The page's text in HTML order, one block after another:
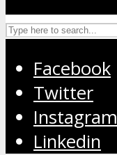
Facebook
Twitter
Instagram
Linkedin